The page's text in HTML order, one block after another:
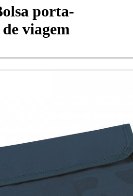
porta-
viagem